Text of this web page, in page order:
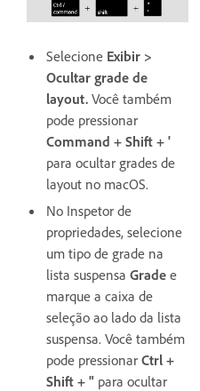
Selecione Exibir >
Ocultar grade de
layout. Você também
pode pressionar
Command + Shift + '
para ocultar grades de
layout no macOS.
No Inspetor de
propriedades, selecione
um tipo de grade na
lista suspensa Grade e
marque a caixa de
seleção ao lado da lista
suspensa. Você também
pode pressionar Ctrl +
Shift + " para ocultar